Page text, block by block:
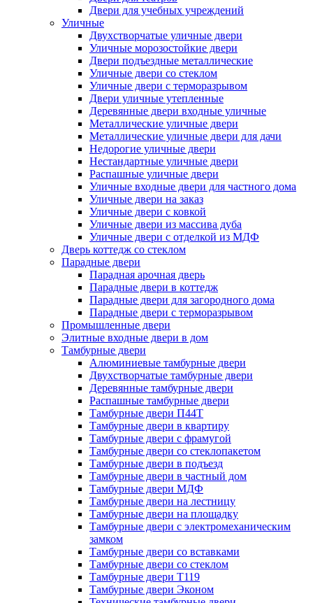
Двери для учебных учреждений
Уличные
Двухстворчатые уличные двери
Уличные морозостойкие двери
Двери подъездные металлические
Уличные двери со стеклом
Уличные двери с терморазрывом
Двери уличные утепленные
Деревянные двери входные уличные
Металлические уличные двери
Металлические уличные двери для дачи
Недорогие уличные двери
Нестандартные уличные двери
Распашные уличные двери
Уличные входные двери для частного дома
Уличные двери на заказ
Уличные двери с ковкой
Уличные двери из массива дуба
Уличные двери с отделкой из МДФ
Дверь коттедж со стеклом
Парадные двери
Парадная арочная дверь
Парадные двери в коттедж
Парадные двери для загородного дома
Парадные двери с терморазрывом
Промышленные двери
Элитные входные двери в дом
Тамбурные двери
Алюминиевые тамбурные двери
Двухстворчатые тамбурные двери
Деревянные тамбурные двери
Распашные тамбурные двери
Тамбурные двери П44Т
Тамбурные двери в квартиру
Тамбурные двери с фрамугой
Тамбурные двери со стеклопакетом
Тамбурные двери в подъезд
Тамбурные двери в частный дом
Тамбурные двери МДФ
Тамбурные двери на лестницу
Тамбурные двери на площадку
Тамбурные двери с электромеханическим
замком
Тамбурные двери со вставками
Тамбурные двери со стеклом
Тамбурные двери Т119
Тамбурные двери Эконом